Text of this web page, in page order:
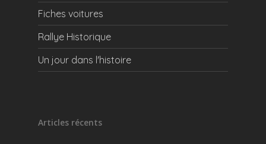
Fiches voitures
Rallye Historique
Un jour dans l'histoire
Articles récents